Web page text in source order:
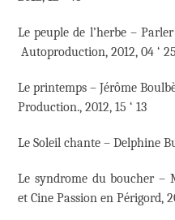
Le peuple de l’herbe –
Autoproduction, 2012, 04 ‘ 25
Le printemps – Jérôme
Production., 2012, 15 ‘ 13
Le Soleil chante – Delphine
Le syndrome du boucher –
et Cine Passion en Périgord,